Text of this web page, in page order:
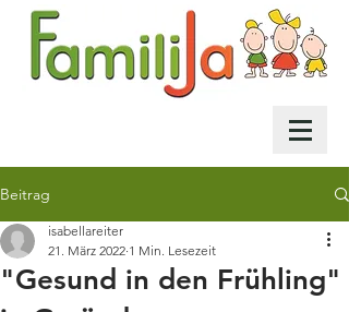
Beitrag
"Gesund in den Frühling"
isabellareiter
21. März 2022 1 Min. Lesezeit